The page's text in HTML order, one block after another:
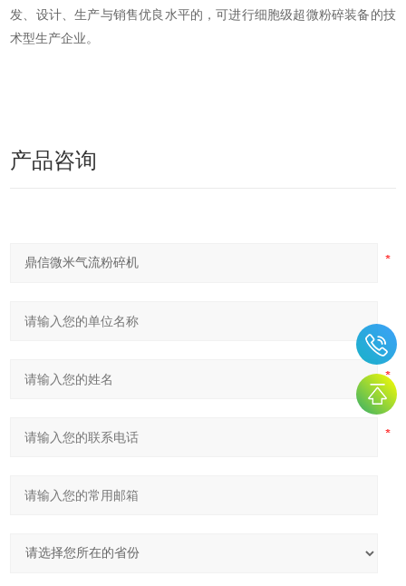
发、设计、生产与销售优良水平的，可进行细胞级超微粉碎装备的技
术型生产企业。
产品咨询